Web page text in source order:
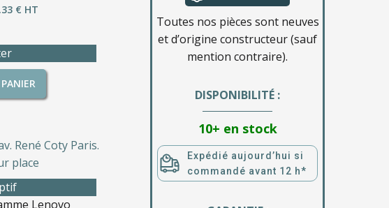
€ HT
René Coty Paris.
place
Lenovo
Toutes nos pièces sont neuves
et d’origine constructeur (sauf
mention contraire).
DISPONIBILITÉ :
10+ en stock
Expédié aujourd’hui si
commandé avant 12 h*